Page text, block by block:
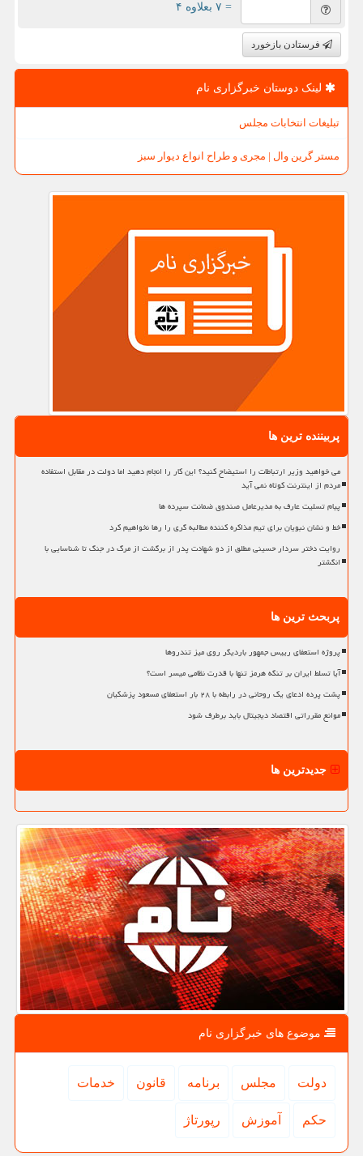
= ۷ بعلاوه ۴
فرستادن بازخورد
لینک دوستان خبرگزاری نام
تبلیغات انتخابات مجلس
مستر گرین وال | مجری و طراح انواع دیوار سبز
پربیننده ترین ها
می خواهید وزیر ارتباطات را استیضاح کنید؟ این کار را انجام دهید اما دولت در مقابل استفاده
مردم از اینترنت کوتاه نمی آید
پیام تسلیت عارف به مدیرعامل صندوق ضمانت سپرده ها
خط و نشان نبویان برای تیم مذاکره کننده مطالبه گری را رها نخواهیم کرد
روایت دختر سردار حسینی مطلق از دو شهادت پدر از برگشت از مرگ در جنگ تا شناسایی با
انگشتر
پربحث ترین ها
پروژه استعفای رییس جمهور باردیگر روی میز تندروها
آیا تسلط ایران بر تنگه هرمز تنها با قدرت نظامی میسر است؟
پشت پرده ادعای یک روحانی در رابطه با ۲۸ بار استعفای مسعود پزشکیان
موانع مقرراتی اقتصاد دیجیتال باید برطرف شود
جدیدترین ها
موضوع های خبرگزاری نام
دولت مجلس برنامه قانون خدمات
حكم آموزش رپورتاژ